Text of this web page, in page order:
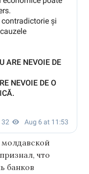
что
банков